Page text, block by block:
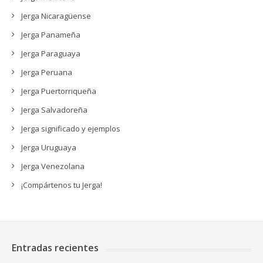
Jerga Nicaragüense
Jerga Panameña
Jerga Paraguaya
Jerga Peruana
Jerga Puertorriqueña
Jerga Salvadoreña
Jerga significado y ejemplos
Jerga Uruguaya
Jerga Venezolana
¡Compártenos tu Jerga!
Entradas recientes